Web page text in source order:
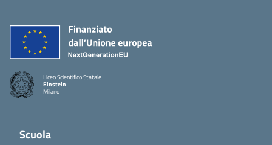
Liceo Scientifico Statale
Einstein
Milano
Scuola